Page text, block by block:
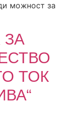
можност за
ТОК